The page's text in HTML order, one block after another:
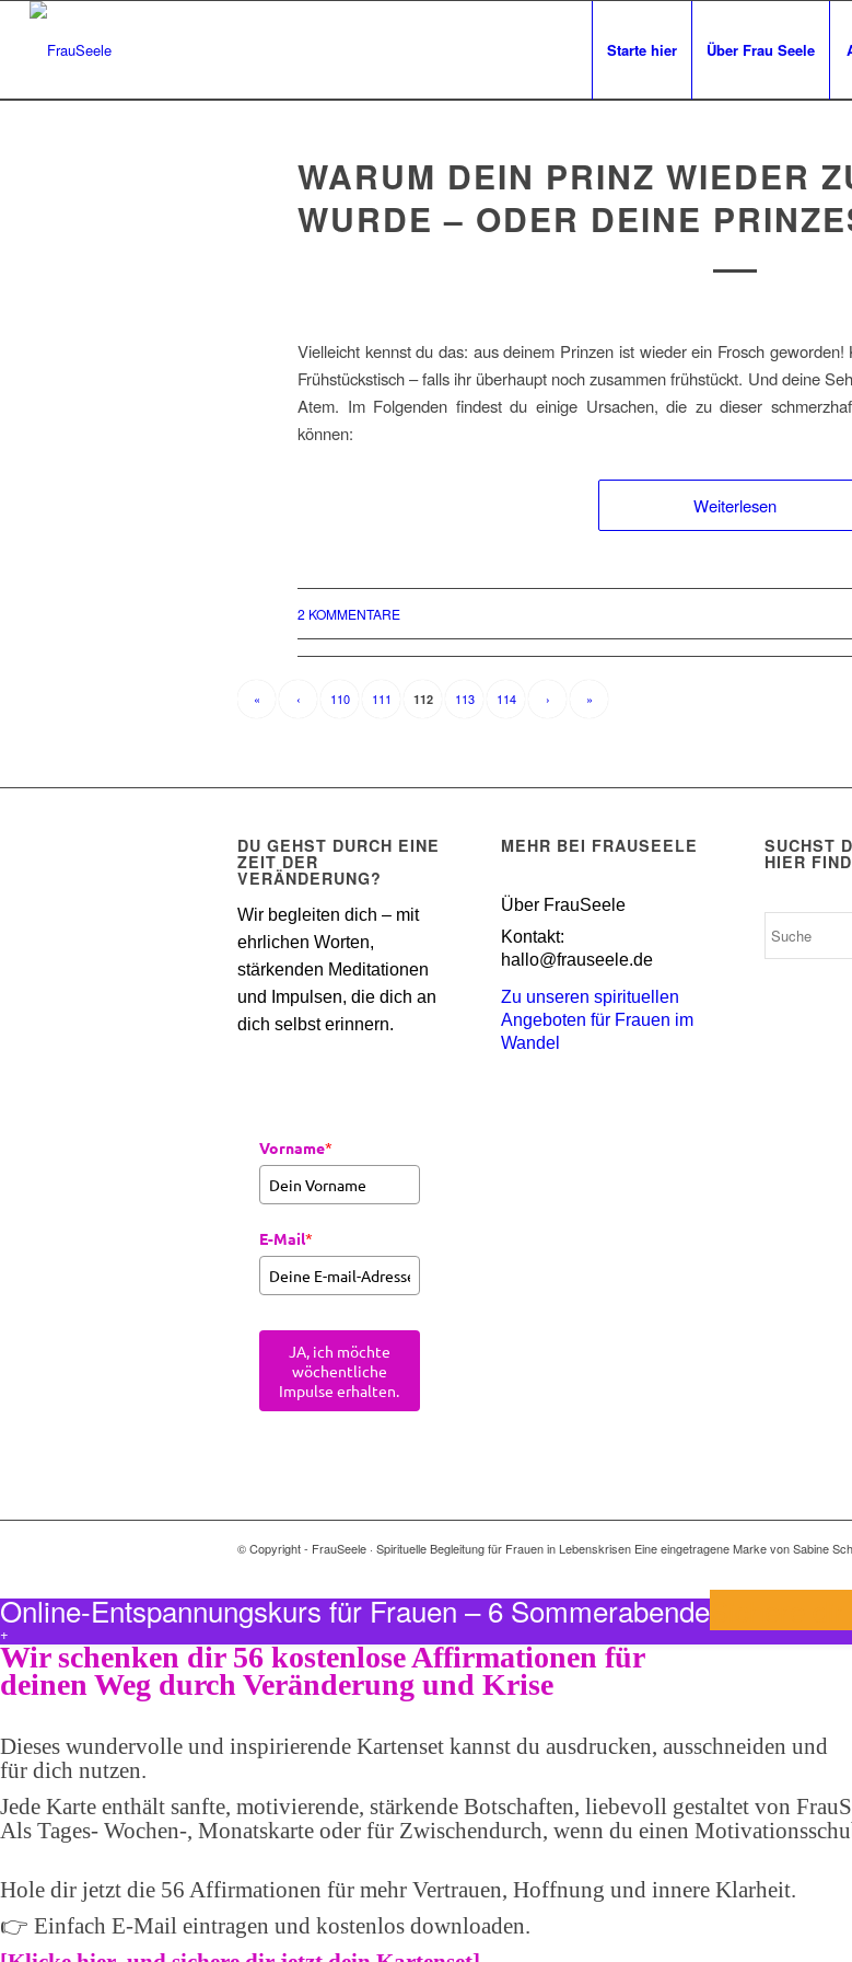
Starte hier Über Frau Seele
WARUM DEIN PRINZ WIEDER
WURDE – ODER DEINE
Vielleicht kennst du das: aus deinem Prinzen ist wieder ein Frosch
Frühstückstisch – falls ihr überhaupt noch zusammen frühstückt. Und deine
Atem. Im Folgenden findest du einige Ursachen, die zu dieser
können:
Weiterlesen
2 KOMMENTARE
« ‹ 110 111 112 113 114 › »
DU GEHST DURCH EINE
ZEIT DER
VERÄNDERUNG?
Wir begleiten dich – mit
ehrlichen Worten,
stärkenden Meditationen
und Impulsen, die dich an
dich selbst erinnern.
Vorname*
E-Mail*
JA, ich möchte
wöchentliche
Impulse erhalten.
MEHR BEI FRAUSEELE
Über FrauSeele
Kontakt:
hallo@frauseele.de
Zu unseren spirituellen
Angeboten für Frauen im
Wandel
SUCHST
HIER
© Copyright - FrauSeele · Spirituelle Begleitung für Frauen in Lebenskrisen Eine eingetragene Marke von Sabine
Online-Entspannungskurs für Frauen – 6 Sommerabende
+
Wir schenken dir 56 kostenlose Affirmationen für
deinen Weg durch Veränderung und Krise
Dieses wundervolle und inspirierende Kartenset kannst du ausdrucken, ausschneiden und
für dich nutzen.
Jede Karte enthält sanfte, motivierende, stärkende Botschaften, liebevoll gestaltet von
Als Tages- Wochen-, Monatskarte oder für Zwischendurch, wenn du einen
Hole dir jetzt die 56 Affirmationen für mehr Vertrauen, Hoffnung und innere Klarheit.
👉 Einfach E-Mail eintragen und kostenlos downloaden.